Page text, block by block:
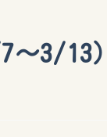
～3/13）